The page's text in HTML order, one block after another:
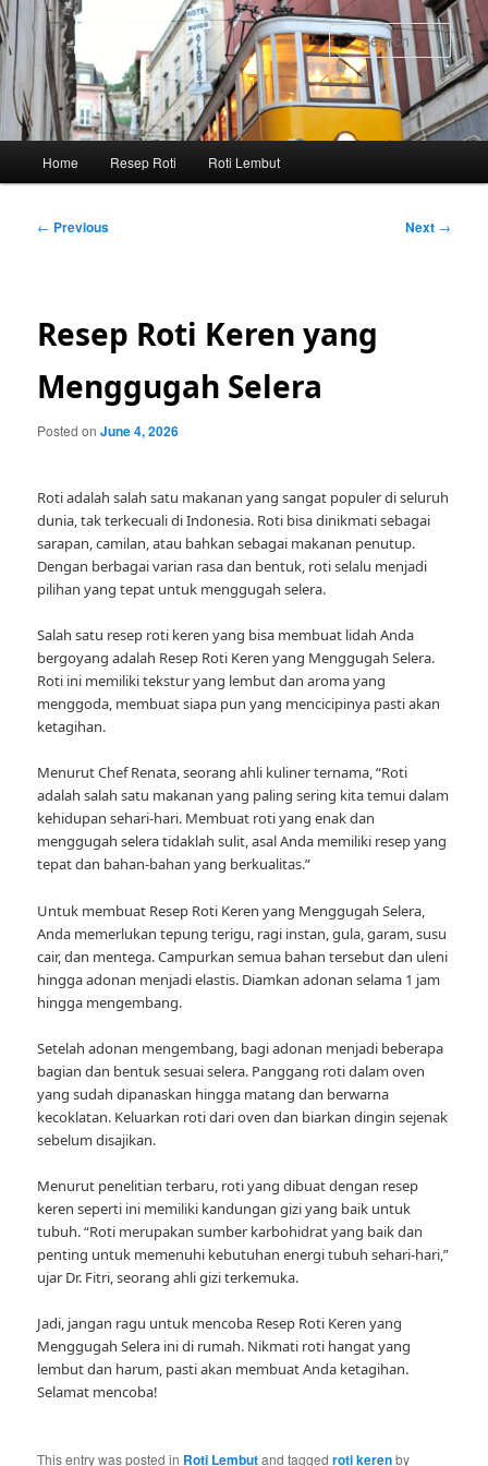
Skip
to
primary
content
Home Resep Roti Roti Lembut
Post
← Previous Next →
Resep Roti Keren yang
Menggugah Selera
Posted onJune 4, 2026
Roti adalah salah satu makanan yang sangat populer di seluruh
dunia, tak terkecuali di Indonesia. Roti bisa dinikmati sebagai
sarapan, camilan, atau bahkan sebagai makanan penutup.
Dengan berbagai varian rasa dan bentuk, roti selalu menjadi
pilihan yang tepat untuk menggugah selera.
Salah satu resep roti keren yang bisa membuat lidah Anda
bergoyang adalah Resep Roti Keren yang Menggugah Selera.
Roti ini memiliki tekstur yang lembut dan aroma yang
menggoda, membuat siapa pun yang mencicipinya pasti akan
ketagihan.
Menurut Chef Renata, seorang ahli kuliner ternama, “Roti
adalah salah satu makanan yang paling sering kita temui dalam
kehidupan sehari-hari. Membuat roti yang enak dan
menggugah selera tidaklah sulit, asal Anda memiliki resep yang
tepat dan bahan-bahan yang berkualitas.”
Untuk membuat Resep Roti Keren yang Menggugah Selera,
Anda memerlukan tepung terigu, ragi instan, gula, garam, susu
cair, dan mentega. Campurkan semua bahan tersebut dan uleni
hingga adonan menjadi elastis. Diamkan adonan selama 1 jam
hingga mengembang.
Setelah adonan mengembang, bagi adonan menjadi beberapa
bagian dan bentuk sesuai selera. Panggang roti dalam oven
yang sudah dipanaskan hingga matang dan berwarna
kecoklatan. Keluarkan roti dari oven dan biarkan dingin sejenak
sebelum disajikan.
Menurut penelitian terbaru, roti yang dibuat dengan resep
keren seperti ini memiliki kandungan gizi yang baik untuk
tubuh. “Roti merupakan sumber karbohidrat yang baik dan
penting untuk memenuhi kebutuhan energi tubuh sehari-hari,”
ujar Dr. Fitri, seorang ahli gizi terkemuka.
Jadi, jangan ragu untuk mencoba Resep Roti Keren yang
Menggugah Selera ini di rumah. Nikmati roti hangat yang
lembut dan harum, pasti akan membuat Anda ketagihan.
Selamat mencoba!
This entry was posted in Roti Lembutand taggedroti kerenby